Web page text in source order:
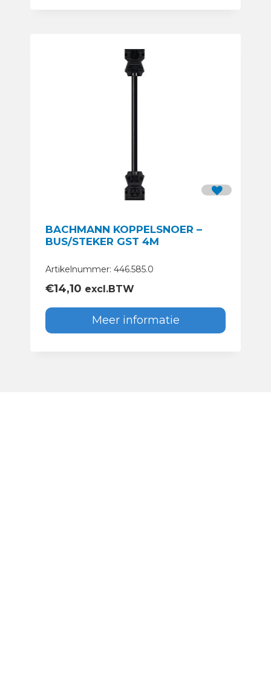
BACHMANN KOPPELSNOER –
BUS/STEKER GST 4M
Artikelnummer: 446.585.0
€14,10 excl.BTW
Meer informatie